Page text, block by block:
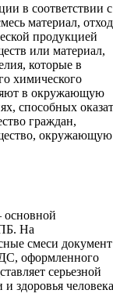
в соответствии с
материал, отход
продукцией
или материал,
которые в
химического
в окружающую
способных
граждан,
окружающую
основной
На
смеси документ
оформленного
серьезной
здоровья